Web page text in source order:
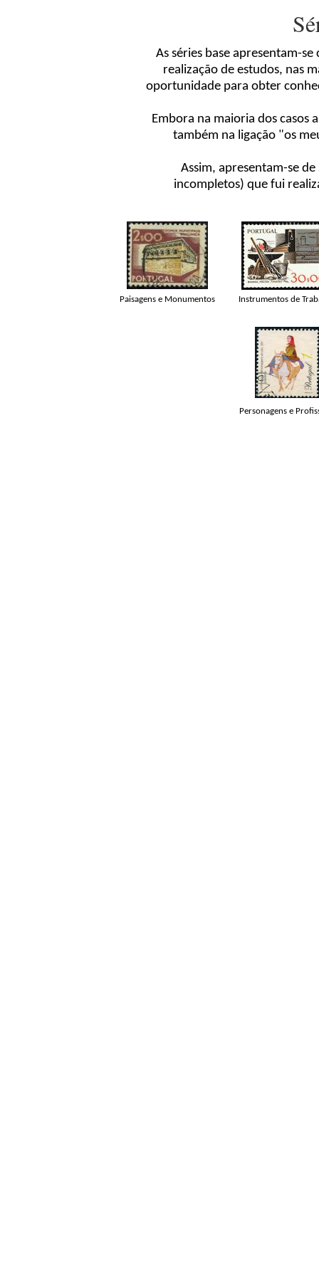
As séries base apresentam-
realização de estudos, nas
oportunidade para obter
Embora na maioria dos casos
também na ligação "os
Assim, apresentam-se
incompletos) que fui
Paisagens e Monumentos Instrumentos de
Personagens e